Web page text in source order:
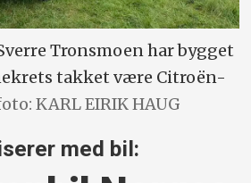
Tronsmoen har bygget
takket være Citroën-
KARL EIRIK HAUG
med bil: